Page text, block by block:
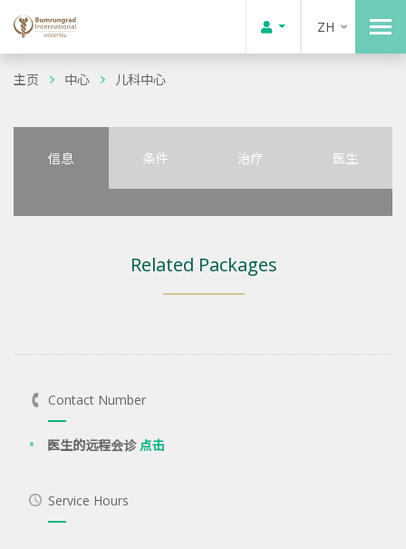
ZH
主页 中心 儿科中心
信息 条件 治疗 医生
Related Packages
Contact Number
医生的远程会诊点击
Service Hours